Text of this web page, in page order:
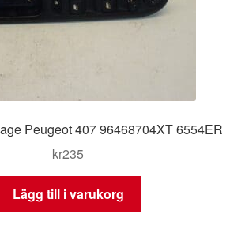
Peugeot 407 96468704XT 6554ER
kr235
Lägg till i varukorg